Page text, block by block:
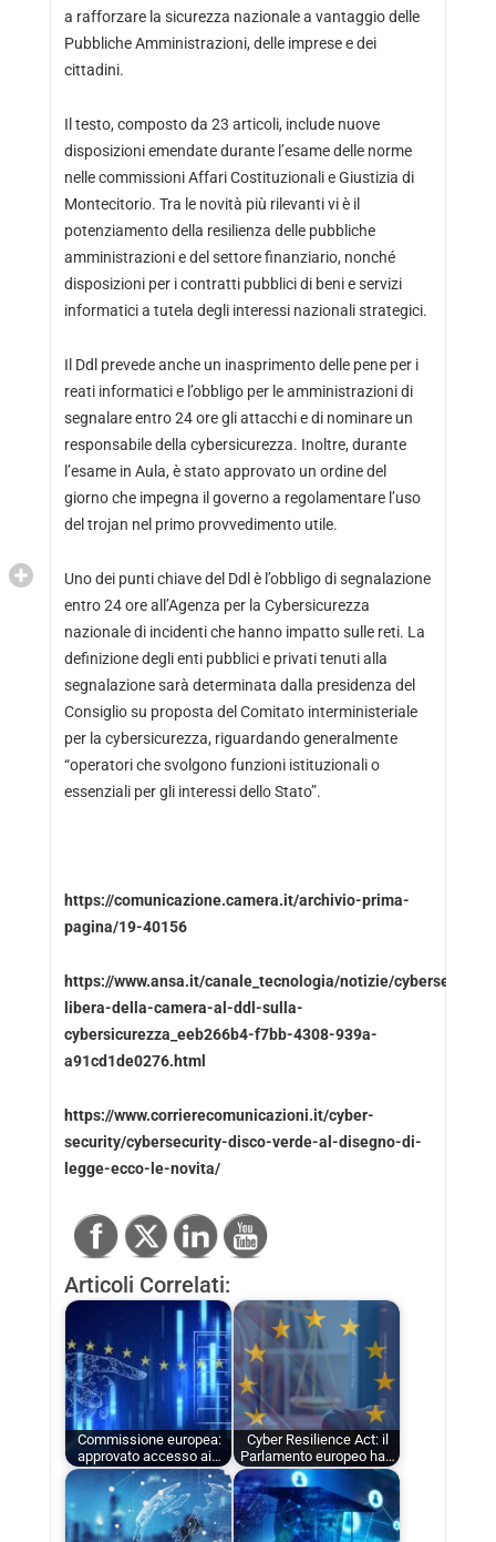
a rafforzare la sicurezza nazionale a vantaggio delle
Pubbliche Amministrazioni, delle imprese e dei
cittadini.
Il testo, composto da 23 articoli, include nuove
disposizioni emendate durante l’esame delle norme
nelle commissioni Affari Costituzionali e Giustizia di
Montecitorio. Tra le novità più rilevanti vi è il
potenziamento della resilienza delle pubbliche
amministrazioni e del settore finanziario, nonché
disposizioni per i contratti pubblici di beni e servizi
informatici a tutela degli interessi nazionali strategici.
Il Ddl prevede anche un inasprimento delle pene per i
reati informatici e l’obbligo per le amministrazioni di
segnalare entro 24 ore gli attacchi e di nominare un
responsabile della cybersicurezza. Inoltre, durante
l’esame in Aula, è stato approvato un ordine del
giorno che impegna il governo a regolamentare l’uso
del trojan nel primo provvedimento utile.
Uno dei punti chiave del Ddl è l’obbligo di segnalazione
entro 24 ore all’Agenza per la Cybersicurezza
nazionale di incidenti che hanno impatto sulle reti. La
definizione degli enti pubblici e privati tenuti alla
segnalazione sarà determinata dalla presidenza del
Consiglio su proposta del Comitato interministeriale
per la cybersicurezza, riguardando generalmente
“operatori che svolgono funzioni istituzionali o
essenziali per gli interessi dello Stato”.
https://comunicazione.camera.it/archivio-prima-
pagina/19-40156
https://www.ansa.it/canale_tecnologia/notizie/
libera-della-camera-al-ddl-sulla-
cybersicurezza_eeb266b4-f7bb-4308-939a-
a91cd1de0276.html
https://www.corrierecomunicazioni.it/cyber-
security/cybersecurity-disco-verde-al-disegno-di-
legge-ecco-le-novita/
Articoli Correlati:
Commissione europea:
approvato accesso ai…
Cyber Resilience Act: il
Parlamento europeo ha…